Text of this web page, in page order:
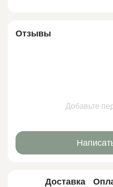
Отзывы
Добавьте
Доставка